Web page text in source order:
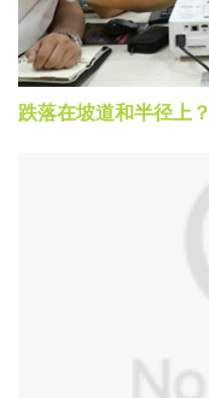
跌落在坡道和半径上？